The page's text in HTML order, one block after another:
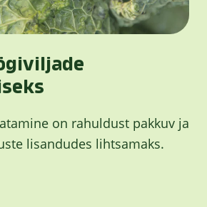
on rahuldust pakkuv ja
lisandudes lihtsamaks.